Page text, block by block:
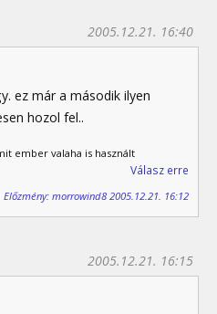
2005.12.21. 16:40
ez már a második ilyen
hozol fel..
ember valaha is használt
Válasz erre
Előzmény: morrowind8 2005.12.21. 16:12
2005.12.21. 16:15